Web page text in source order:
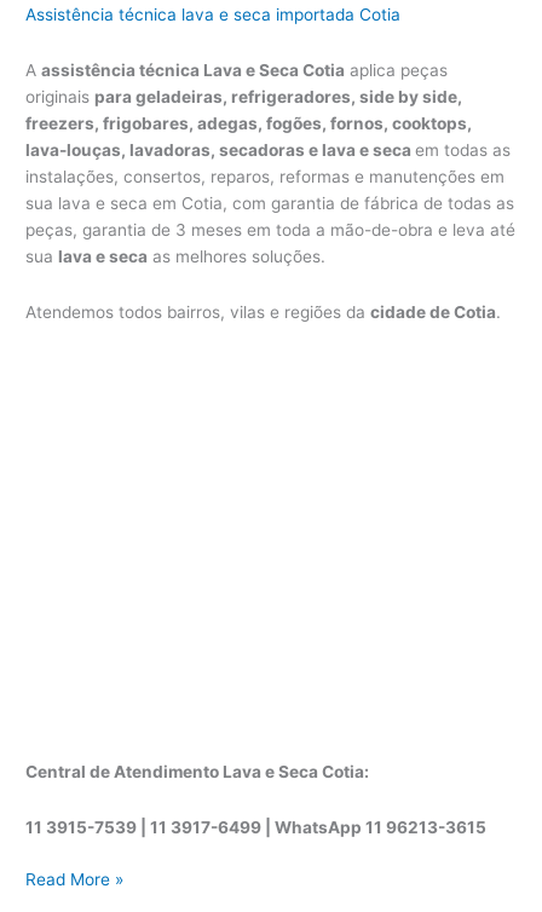
Assistência técnica lava e seca importada Cotia
Aassistência técnica Lava e Seca Cotia aplica peças
originais para geladeiras, refrigeradores, side by side,
freezers, frigobares, adegas, fogões, fornos, cooktops,
lava-louças, lavadoras, secadoras e lava e secaem todas as
instalações, consertos, reparos, reformas e manutenções em
sua lava e seca em Cotia, com garantia de fábrica de todas as
peças, garantia de 3 meses em toda a mão-de-obra e leva até
sua lava e seca as melhores soluções.
Atendemos todos bairros, vilas e regiões dacidade de Cotia.
Central de Atendimento Lava e Seca Cotia:
11 3915-7539 | 11 3917-6499 |WhatsApp11 96213-3615
A
Read More »